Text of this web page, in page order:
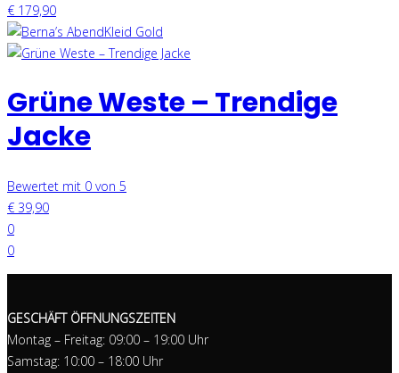
€ 179,90
Grüne Weste – Trendige
Jacke
Bewertet mit 0 von 5
€ 39,90
0
0
GESCHÄFT ÖFFNUNGSZEITEN
Montag – Freitag: 09:00 – 19:00 Uhr
Samstag: 10:00 – 18:00 Uhr